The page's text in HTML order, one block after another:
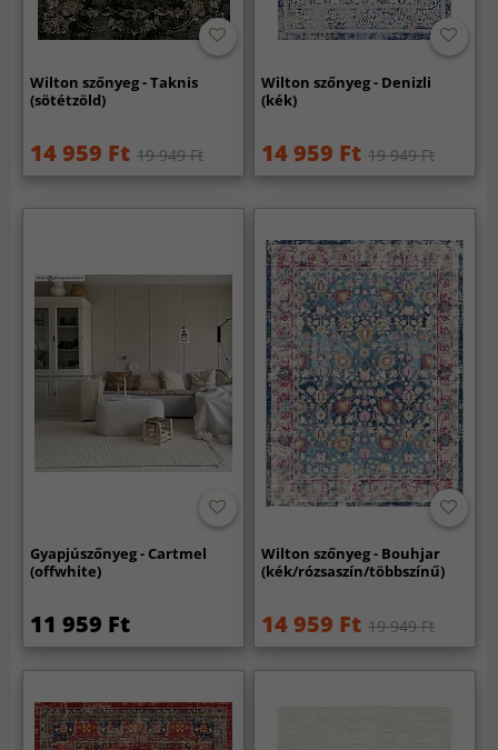
Wilton szőnyeg - Taknis
(sötétzöld)
14 959 Ft 19 949 Ft
Wilton szőnyeg - Denizli
(kék)
14 959 Ft 19 949 Ft
Gyapjúszőnyeg - Cartmel
(offwhite)
11 959 Ft
Wilton szőnyeg - Bouhjar
(kék/rózsaszín/többszínű)
14 959 Ft 19 949 Ft